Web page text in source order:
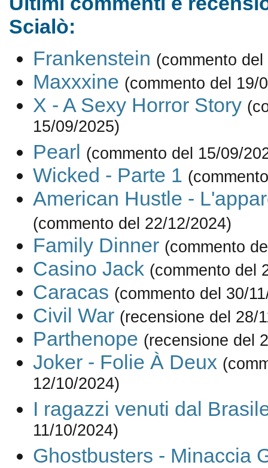
Scialò:
Frankenstein (commento
Maxxxine (commento del 19/
X - A Sexy Horror Story
15/09/2025)
Pearl (commento del 15/09/
Wicked - Parte 1
American Hustle -
(commento del 22/12/2024)
Family Dinner (commento
Casino Jack (commento del
Caracas (commento del 30/
Civil War (recensione del 28/
Parthenope (recensione del
Joker - Folie À Deux
12/10/2024)
I ragazzi venuti dal
11/10/2024)
Ghostbusters - Minaccia